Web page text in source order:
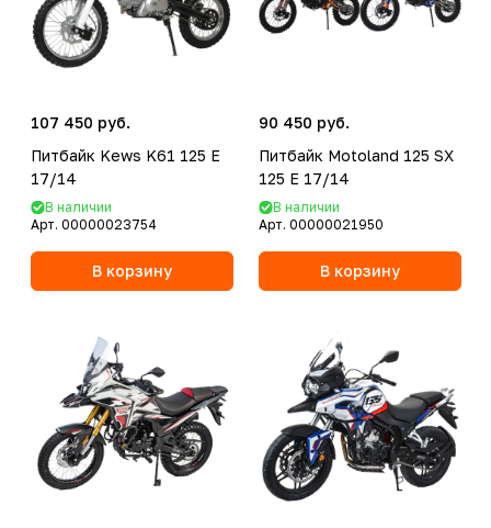
107 450 руб.
Питбайк Kews K61 125 E
17/14
В наличии
Арт. 00000023754
В корзину
90 450 руб.
Питбайк Motoland 125 SX
125 E 17/14
В наличии
Арт. 00000021950
В корзину